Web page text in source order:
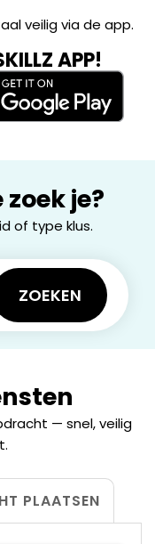
veilig via de app.
APP!
je?
of type klus.
ZOEKEN
— snel, veilig
PLAATSEN